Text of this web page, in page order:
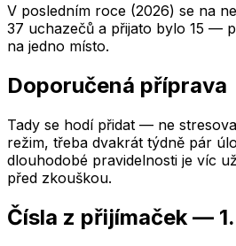
V posledním roce (2026) se na
37 uchazečů a přijato bylo 15 —
na jedno místo.
Doporučená příprava
Tady se hodí přidat — ne
režim, třeba dvakrát týdně pár
dlouhodobé pravidelnosti je víc
před zkouškou.
Čísla z přijímaček —